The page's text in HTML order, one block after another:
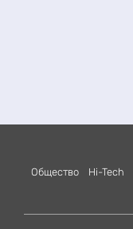
Общество Hi-Tech